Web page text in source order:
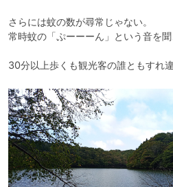
さらには蚊の数が尋常じゃない。
常時蚊の「ぷーーーん」という音を聞
30分以上歩くも観光客の誰ともすれ違